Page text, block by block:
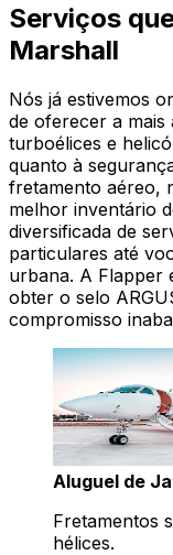
Serviços
Marshall
Nós já estivemos
de oferecer a mais
turboélices e
quanto à
fretamento aéreo,
melhor inventário
diversificada de
particulares até
urbana. A Flapper
obter o selo
compromisso
Aluguel de
Fretamentos
hélices.